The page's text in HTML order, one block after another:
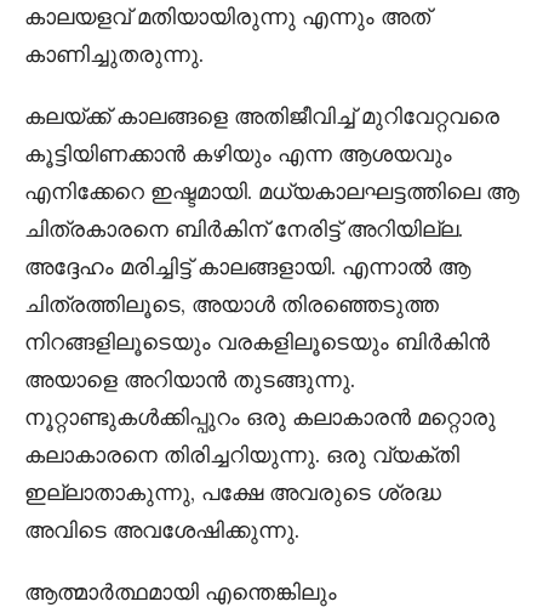
കാലയളവ് മതിയായിരുന്നു എന്നും അത്
കാണിച്ചുതരുന്നു.
കലയ്ക്ക് കാലങ്ങളെ അതിജീവിച്ച് മുറിവേറ്റവരെ
കൂട്ടിയിണക്കാൻ കഴിയും എന്ന ആശയവും
എനിക്കേറെ ഇഷ്ടമായി. മധ്യകാലഘട്ടത്തിലെ ആ
ചിത്രകാരനെ ബിർകിന് നേരിട്ട് അറിയില്ല.
അദ്ദേഹം മരിച്ചിട്ട് കാലങ്ങളായി. എന്നാൽ ആ
ചിത്രത്തിലൂടെ, അയാൾ തിരഞ്ഞെടുത്ത
നിറങ്ങളിലൂടെയും വരകളിലൂടെയും ബിർകിൻ
അയാളെ അറിയാൻ തുടങ്ങുന്നു.
നൂറ്റാണ്ടുകൾക്കിപ്പുറം ഒരു കലാകാരൻ മറ്റൊരു
കലാകാരനെ തിരിച്ചറിയുന്നു. ഒരു വ്യക്തി
ഇല്ലാതാകുന്നു, പക്ഷേ അവരുടെ ശ്രദ്ധ
അവിടെ അവശേഷിക്കുന്നു.
ആത്മാർത്ഥമായി എന്തെങ്കിലും